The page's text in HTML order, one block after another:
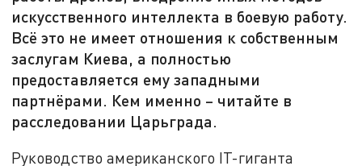
искусственного интеллекта в боевую работу.
Всё это не имеет отношения к собственным
заслугам Киева, а полностью
предоставляется ему западными
партнёрами. Кем именно – читайте в
расследовании Царьграда.
Руководство американского IT-гиганта